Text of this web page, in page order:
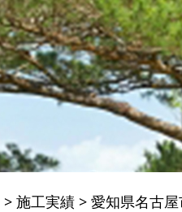
> 施工実績 > 愛知県名古屋